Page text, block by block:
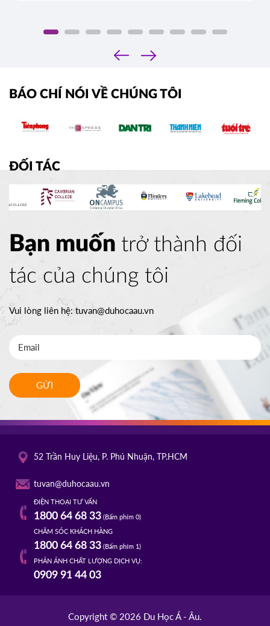
‹
›
BÁO CHÍ NÓI VỀ CHÚNG TÔI
ĐỐI TÁC
Bạn muốn trở thành đối
tác của chúng tôi
Vui lòng liên hệ:tuvan@duhocaau.vn
GỬI
52 Trần Huy Liệu, P. Phú Nhuận, TP.HCM
tuvan@duhocaau.vn
ĐIỆN THOẠI TƯ VẤN
1800 64 68 33(Bấm phím 0)
CHĂM SÓC KHÁCH HÀNG
1800 64 68 33(Bấm phím 1)
PHẢN ÁNH CHẤT LƯỢNG DỊCH VỤ:
0909 91 44 03
Copyright © 2026 Du Học Á - Âu.